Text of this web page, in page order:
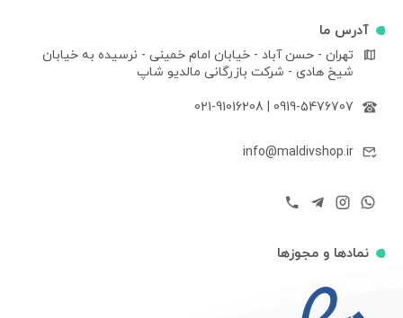
آدرس ما
تهران - حسن آباد - خیابان امام خمینی - نرسیده به خیابان
شیخ هادی - شرکت بازرگانی مالدیو شاپ
0919-5476707
021-91016208
info@maldivshop.ir
نمادها و مجوزها